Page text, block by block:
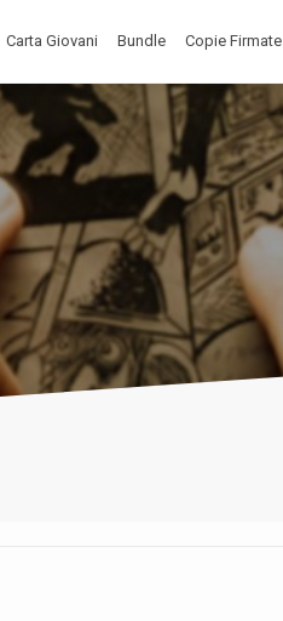
Carta Giovani Bundle Copie Firmate